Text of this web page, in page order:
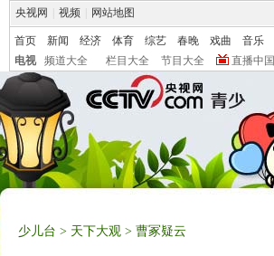
央视网 视频 网站地图
首页 新闻 经济 体育 综艺 春晚 戏曲 音乐
电视
频道大全 栏目大全 节目大全 直播中国
少儿台 > 天下大观 > 曹冢疑云